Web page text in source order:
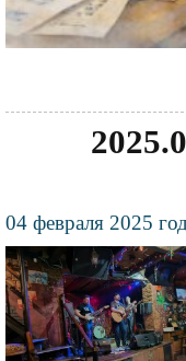
Текст
новости
04 февраля 2025
Файл
изображения